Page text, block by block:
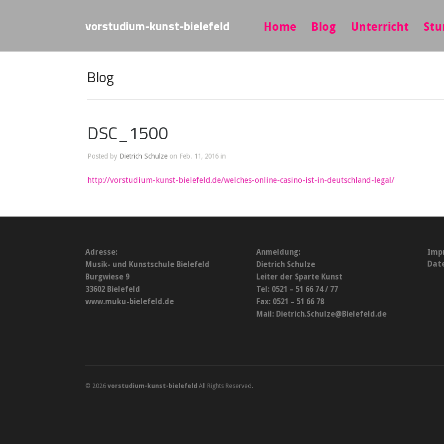
vorstudium-kunst-bielefeld Home Blog Unterricht
Blog
DSC_1500
Posted by Dietrich Schulze on Feb. 11, 2016 in
http://vorstudium-kunst-bielefeld.de/welches-online-casino-ist-in-deutschland-legal/
Adresse:
Musik- und Kunstschule Bielefeld
Burgwiese 9
33602 Bielefeld
www.muku-bielefeld.de
Anmeldung:
Dietrich Schulze
Leiter der Sparte Kunst
Tel: 0521 – 51 66 74 / 77
Fax: 0521 – 51 66 78
Mail: Dietrich.Schulze@Bielefeld.de
© 2026 vorstudium-kunst-bielefeld All Rights Reserved.